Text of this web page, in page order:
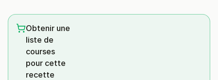
Obtenir une
liste de
courses
pour cette
recette